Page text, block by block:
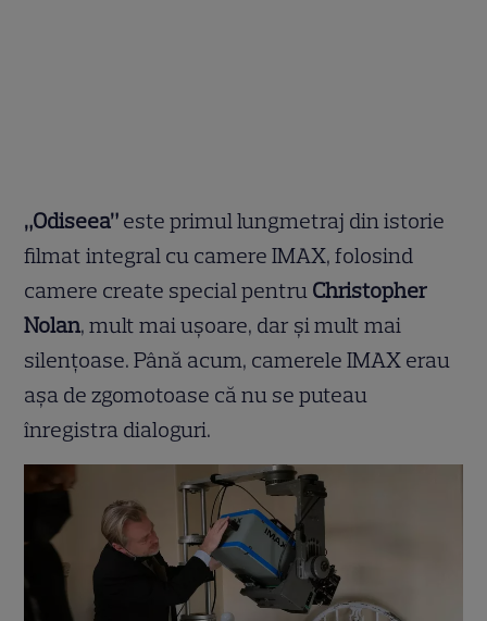
„Odiseea” este primul lungmetraj din istorie
filmat integral cu camere IMAX, folosind
camere create special pentru Christopher
Nolan, mult mai ușoare, dar și mult mai
silențoase. Până acum, camerele IMAX erau
așa de zgomotoase că nu se puteau
înregistra dialoguri.